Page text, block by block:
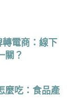
電商：線下
關？
麼吃：食品產